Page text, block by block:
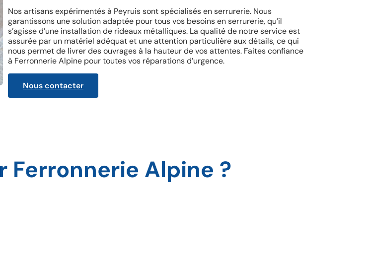
Nos artisans expérimentés à Peyruis sont spécialisés en serrurerie. Nous
garantissons une solution adaptée pour tous vos besoins en serrurerie, qu’il
s’agisse d’une installation de rideaux métalliques. La qualité de notre service est
assurée par un matériel adéquat et une attention particulière aux détails, ce qui
nous permet de livrer des ouvrages à la hauteur de vos attentes. Faites confiance
à Ferronnerie Alpine pour toutes vos réparations d’urgence.
Nous contacter
Ferronnerie Alpine ?